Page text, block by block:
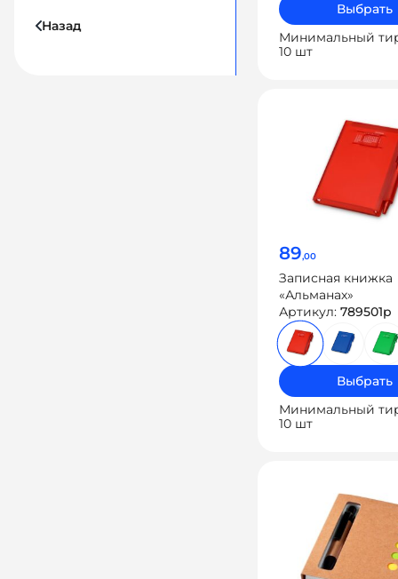
Назад
Выбрать
Минимальный
10 шт
89,00
Записная книжка
«Альманах»
Артикул: 789501p
Выбрать
Минимальный
10 шт